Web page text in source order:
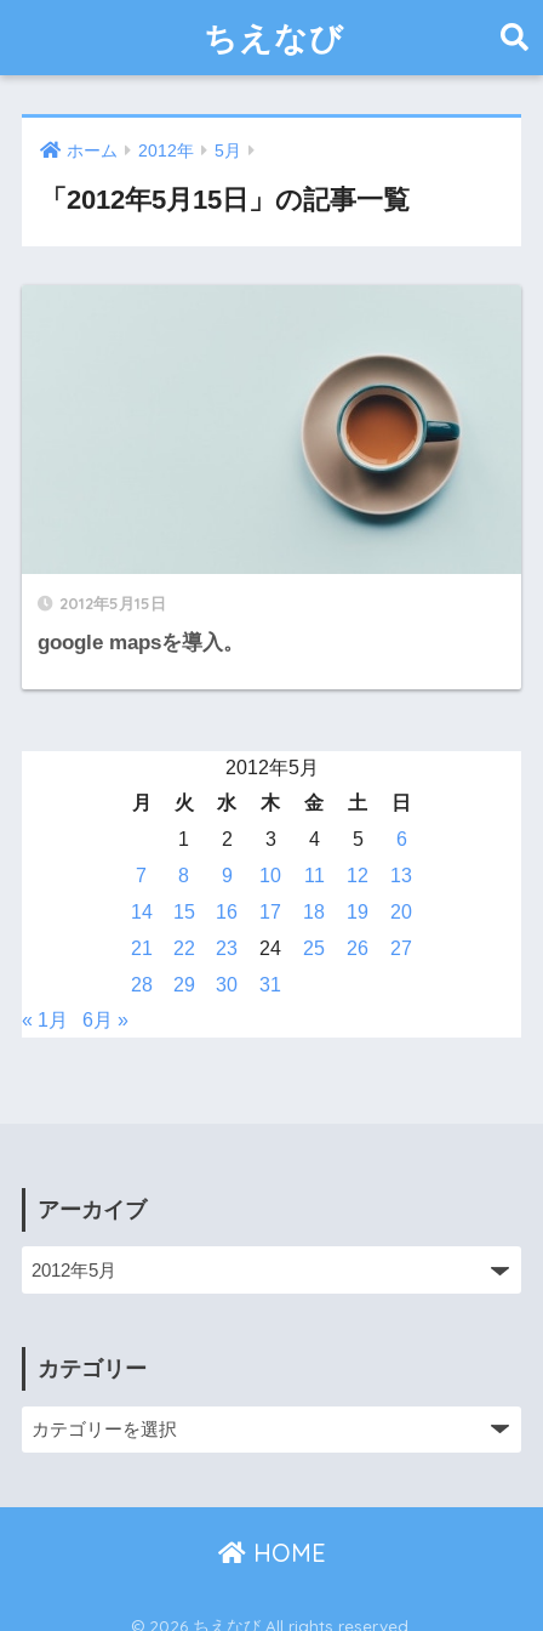
ちえなび
ホーム 2012年 5月
「2012年5月15日」の記事一覧
2012年5月15日
google mapsを導入。
2012年5月
月
火 水 木 金 土
日
1
2 3 4 5
6
7
8 9 10 11 12
13
14
15 16 17 18 19
20
21
22 23 24 25 26
27
28
29 30
31
« 1月
6月 »
アーカイブ
カテゴリー
HOME
© 2026 ちえなび All rights reserved.